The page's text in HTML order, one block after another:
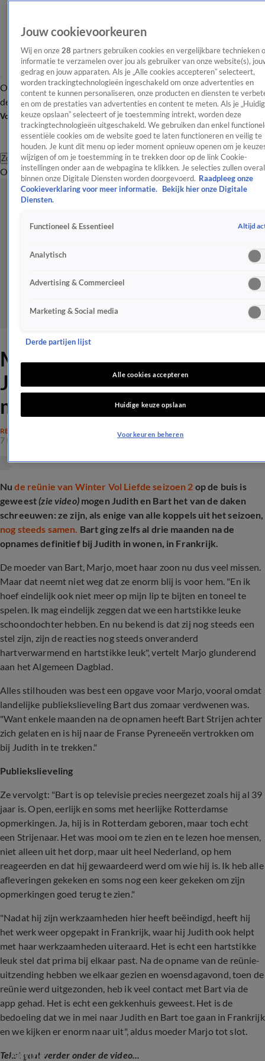
OverzichtAfleveringen Entertainment TV Algemeen
Tip
de redactieNieuwsbrief
Volg Shownieuws
Zoeken
OverzichtEntertainmentSpraakmakendRealityCrimeVideo's
Moeder WVL-Bart over
Judith: 'Hoef eindelijk niet
meer op mijn lip te bijten'
REALITY
7 feb 2025, 15:19
Nude reünie van Winter Vol Liefde seizoen 2 op de buis is
geweest(zie video) mogen Judith en Bart het van de daken
schreeuwen: ze zijn, als enige van alle koppels uit het seizoen,
nog steeds samen. Bart ging zelfs al drie maanden na de
opnames definitief bij Judith in wonen, in Frankrijk.
De moeder van Bart, Marjo, moet haar zoon nu dus veel missen.
Maar dat neemt niet weg dat ze enorm blij is voor hem. "En ik
hoef eindelijk ook niet meer op mijn lip te bijten en toneel te
spelen. Ik mag eindelijk zeggen dat we een hartstikke leuke
schoondochter hebben. En nu bekend is dat zij nog steeds een
stel zijn, zijn de reacties nog steeds onveranderd
hartverwarmend en hartstikke leuk", vertelt Marjo glunderend
aan het Algemeen Dagblad.
Alles stilhouden was best een opgave voor Marjo, vooral omdat
landelijke publiekslieveling Bart dus zomaar verdwenen was.
"Want enkele maanden na de opnamen heeft Bart Strijen achter
zich gelaten en is hij naar de Franse Pyreneeën vertrokken om
bij Judith in te trekken."
Publiekslieveling
Ze vervolgt: "Bart is op televisie precies neergezet zoals hij al 39
jaar is. Open, eerlijk en soms met heerlijke Rotterdamse
opmerkingen. Ja, hij is in Rotterdam geboren, maar toch echt
een Strijenaar. Het was mooi om te zien en te lezen hoe mensen,
niet alleen uit het dorp, maar uit heel Nederland, op hem
reageerden en dat hij gewaardeerd werd om wie hij is. Ik heb alle
afleveringen gekeken en soms nog een keer gekeken om zijn
opmerkingen goed terug te zien."
"Nadat hij zijn werkzaamheden hier heeft beëindigd, heeft hij
het werk weer opgepakt in Frankrijk, waar hij Judith ook helpt
met haar werkzaamheden uiteraard. Het is echt een hartstikke
leuk stel dat prima bij elkaar past. Na de opname van de reünie-
uitzending hebben we elkaar gezien en woensdagavond, toen de
reünie werd uitgezonden, heb ik veel contact met Bart via de
app gehad. Het is echt een gekkenhuis geweest. Het is de
bedoeling dat we in mei naar Judith en Bart toe gaan in Frankrijk
en we kijken er enorm naar uit", aldus moeder Marjo tot slot.
Tekst gaat verder onder de video...
WVL-Mike en Monique over de breuk met
Antine
Jouw cookievoorkeuren
Wij en onze 28 partners gebruiken cookies en vergelijkbare technieken
informatie te verzamelen over jou als gebruiker van onze website(s),
gedrag en jouw apparaten. Als je „Alle cookies accepteren” selecteert,
worden trackingtechnologieën ingeschakeld om onze advertenties en
content te kunnen personaliseren, onze producten en diensten te
en om de prestaties van advertenties en content te meten. Als je
keuze opslaan” selecteert of je toestemming intrekt, worden deze
trackingtechnologieën uitgeschakeld. We gebruiken dan enkel
essentiële cookies om de website goed te laten functioneren en veilig te
houden. Je kunt dit menu op ieder moment opnieuw openen om je
wijzigen of om je toestemming in te trekken door op de link Cookie-
instellingen onder aan de webpagina te klikken. Je selecties zullen overal
binnen onze Digitale Diensten worden doorgevoerd. Raadpleeg onze
Cookieverklaring voor meer informatie.
Bekijk hier onze Digitale
Diensten.
Functioneel & Essentieel Altijd
Analytisch
Advertising & Commercieel
Marketing & Social media
Derde partijen lijst
Alle cookies accepteren
Huidige keuze opslaan
Voorkeuren beheren